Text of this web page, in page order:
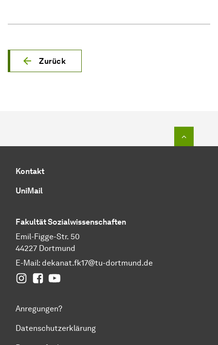
Zurück
Kontakt
UniMail
FakultätSozial­wissen­schaften
Emil-Figge-Str. 50
44227 Dortmund
E-Mail: dekanat.fk17@tu-dortmund.de
InstagramFacebook
YouTube
Anregungen?
Datenschutzerklärung